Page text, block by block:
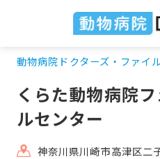
動物病院ドクターズ・ファイ
くらた動物病院
ルセンター
神奈川県川崎市高津区二